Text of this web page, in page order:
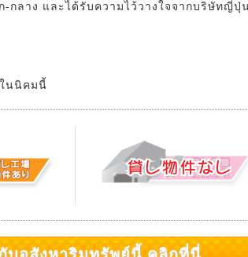
-กลาง และได้รับความไว้วางใจจากบริษัทญี่ปุ่
นนิคมนี้